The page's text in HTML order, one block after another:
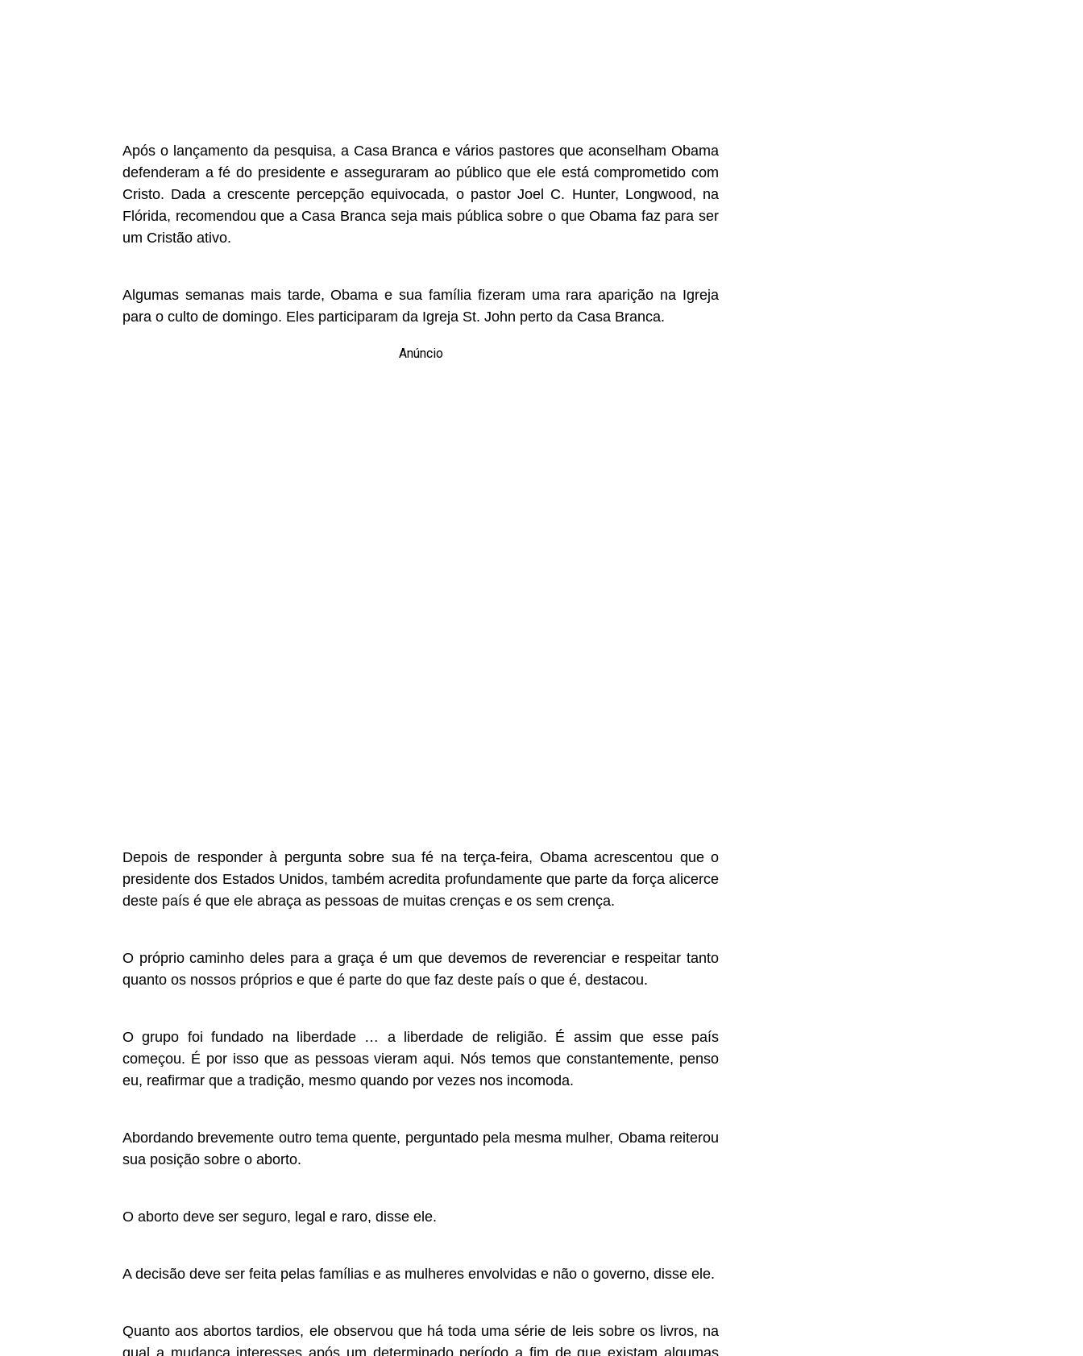
Após o lançamento da pesquisa, a Casa Branca e vários pastores que aconselham Obama
defenderam a fé do presidente e asseguraram ao público que ele está comprometido com
Cristo. Dada a crescente percepção equivocada, o pastor Joel C. Hunter, Longwood, na
Flórida, recomendou que a Casa Branca seja mais pública sobre o que Obama faz para ser
um Cristão ativo.
Algumas semanas mais tarde, Obama e sua família fizeram uma rara aparição na Igreja
para o culto de domingo. Eles participaram da Igreja St. John perto da Casa Branca.
Anúncio
Depois de responder à pergunta sobre sua fé na terça-feira, Obama acrescentou que o
presidente dos Estados Unidos, também acredita profundamente que parte da força alicerce
deste país é que ele abraça as pessoas de muitas crenças e os sem crença.
O próprio caminho deles para a graça é um que devemos de reverenciar e respeitar tanto
quanto os nossos próprios e que é parte do que faz deste país o que é, destacou.
O grupo foi fundado na liberdade … a liberdade de religião. É assim que esse país
começou. É por isso que as pessoas vieram aqui. Nós temos que constantemente, penso
eu, reafirmar que a tradição, mesmo quando por vezes nos incomoda.
Abordando brevemente outro tema quente, perguntado pela mesma mulher, Obama reiterou
sua posição sobre o aborto.
O aborto deve ser seguro, legal e raro, disse ele.
A decisão deve ser feita pelas famílias e as mulheres envolvidas e não o governo, disse ele.
Quanto aos abortos tardios, ele observou que há toda uma série de leis sobre os livros, na
qual a mudança interesses após um determinado período a fim de que existam algumas